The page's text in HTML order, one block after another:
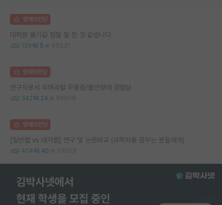
명예의전당
대학원 옮기길 정말 잘 한 것 같습니다.
139 5 55531
명예의전당
연구자로서 우여곡절 우울증/불안장애 경험담
342 24 69608
명예의전당
[일반랩 vs 대가랩] 연구 및 논문비교 (과학자를 꿈꾸는 분들에게)
404 40 111009